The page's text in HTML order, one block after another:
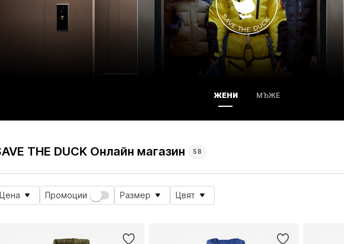
ЖЕНИ МЪЖЕ
THE DUCK Онлайн магазин 58
Цена Промоции Размер Цвят